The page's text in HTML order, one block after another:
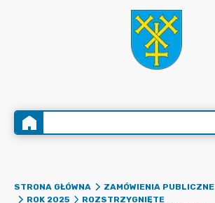
STRONA GŁÓWNA ZAMÓWIENIA PUBLICZNE
ROK 2025
ROZSTRZYGNIĘTE